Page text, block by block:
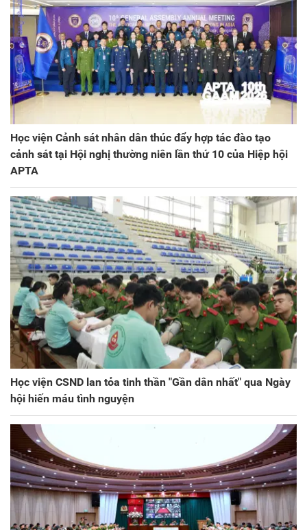
Học viện Cảnh sát nhân dân thúc đẩy hợp tác đào tạo
cảnh sát tại Hội nghị thường niên lần thứ 10 của Hiệp hội
APTA
Học viện CSND lan tỏa tinh thần "Gần dân nhất" qua Ngày
hội hiến máu tình nguyện